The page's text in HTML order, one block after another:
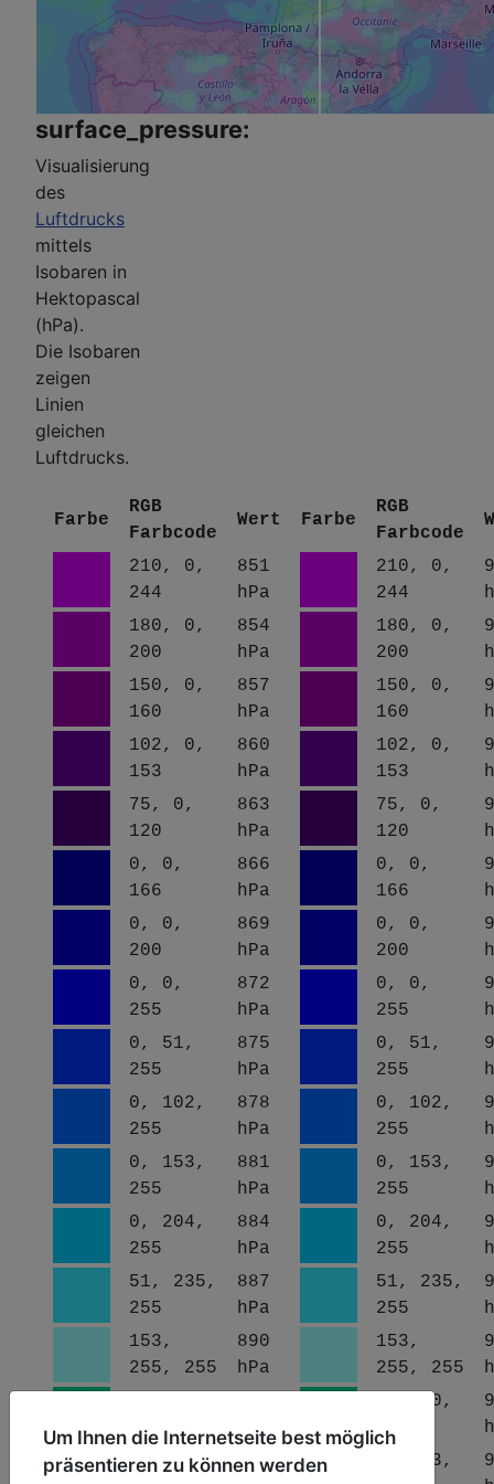
surface_pressure:
Visualisierung
des
Luftdrucks
mittels
Isobaren in
Hektopascal
(hPa).
Die Isobaren
zeigen
Linien
gleichen
Luftdrucks.
Farbe
RGB
Farbcode
Wert Farbe
RGB
Farbcode
210, 0,
244
851
hPa
210, 0,
244
180, 0,
200
854
hPa
180, 0,
200
150, 0,
160
857
hPa
150, 0,
160
102, 0,
153
860
hPa
102, 0,
153
75, 0,
120
863
hPa
75, 0,
120
0, 0,
166
866
hPa
0, 0,
166
0, 0,
200
869
hPa
0, 0,
200
0, 0,
255
872
hPa
0, 0,
255
0, 51,
255
875
hPa
0, 51,
255
0, 102,
255
878
hPa
0, 102,
255
0, 153,
255
881
hPa
0, 153,
255
0, 204,
255
884
hPa
0, 204,
255
51, 235,
255
887
hPa
51, 235,
255
153,
255, 255
890
hPa
153,
255, 255
140
hPa
0, 210,
140
0, 153,
896
0, 153,
Um Ihnen die Internetseite best möglich
präsentieren zu können werden